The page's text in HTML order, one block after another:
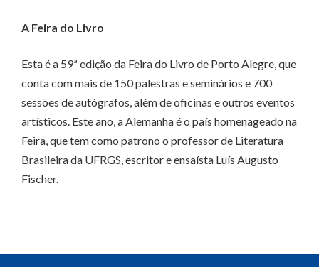
A Feira do Livro
Esta é a 59ª edição da Feira do Livro de Porto Alegre, que
conta com mais de 150 palestras e seminários e 700
sessões de autógrafos, além de oficinas e outros eventos
artísticos. Este ano, a Alemanha é o país homenageado na
Feira, que tem como patrono o professor de Literatura
Brasileira da UFRGS, escritor e ensaísta Luís Augusto
Fischer.